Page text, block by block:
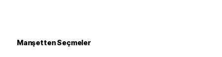
Manşetten Seçmeler